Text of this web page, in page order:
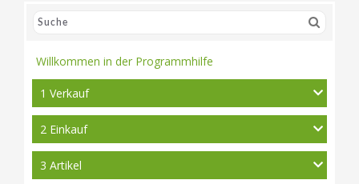
Willkommen in der Programmhilfe
1 Verkauf
2 Einkauf
3 Artikel